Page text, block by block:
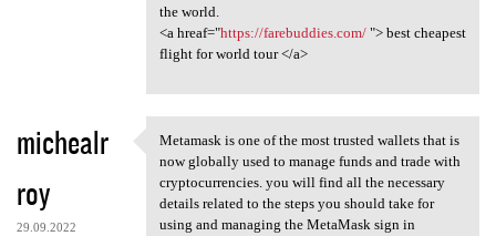
e
the world.
<a hreaf="https://farebuddies.com/"> best cheapest
flight for world tour </a>
michealr
roy
29.09.2022
Metamask is one of the most
Metamask is one of the most trusted wallets that is
now globally used to manage funds and trade with
cryptocurrencies. you will find all the necessary
details related to the steps you should take for
using and managing the MetaMask sign in